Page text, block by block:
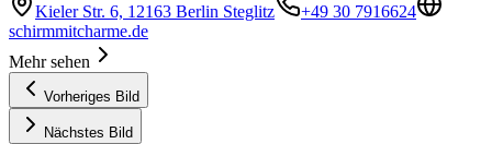
Kieler Str. 6, 12163 Berlin Steglitz
+49 30 7916624
schirmmitcharme.de
Mehr sehen
Vorheriges Bild
Nächstes Bild